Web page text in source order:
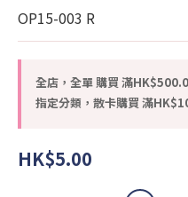
OP15-003 R
全店，全單 購買 滿
指定分類，散卡購買 滿
HK$5.00